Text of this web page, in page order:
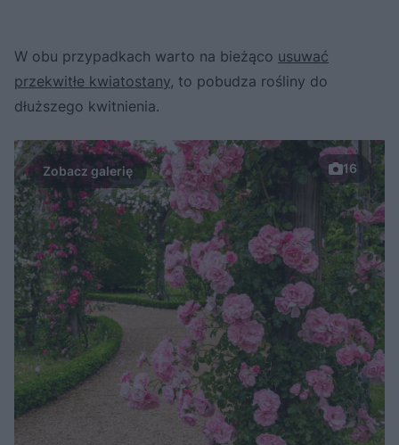
W obu przypadkach warto na bieżąco usuwać
przekwitłe kwiatostany, to pobudza rośliny do
dłuższego kwitnienia.
16